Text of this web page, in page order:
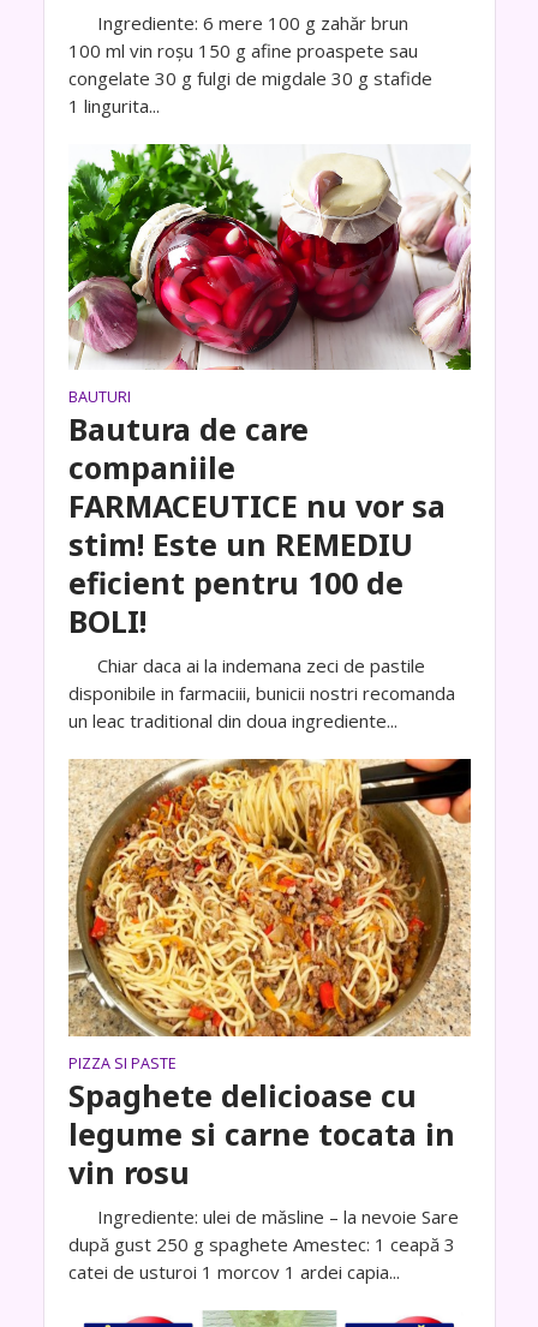
Ingrediente: 6 mere 100 g zahăr brun
100 ml vin roșu 150 g afine proaspete sau
congelate 30 g fulgi de migdale 30 g stafide
1 lingurita...
BAUTURI
Bautura de care
companiile
FARMACEUTICE nu vor sa
stim! Este un REMEDIU
eficient pentru 100 de
BOLI!
Chiar daca ai la indemana zeci de pastile
disponibile in farmaciii, bunicii nostri recomanda
un leac traditional din doua ingrediente...
PIZZA SI PASTE
Spaghete delicioase cu
legume si carne tocata in
vin rosu
Ingrediente: ulei de măsline – la nevoie Sare
după gust 250 g spaghete Amestec: 1 ceapă 3
catei de usturoi 1 morcov 1 ardei capia...